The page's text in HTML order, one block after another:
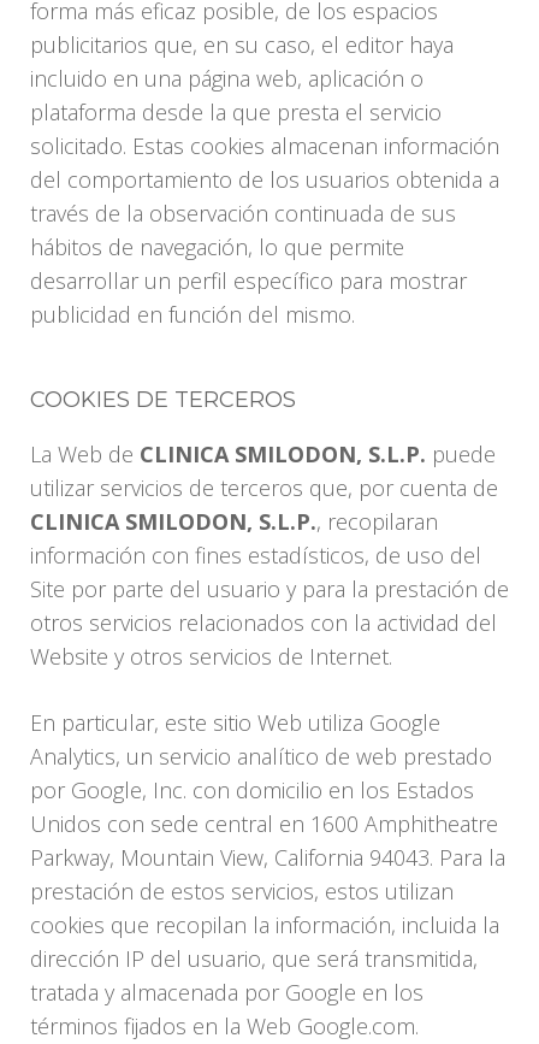
forma más eficaz posible, de los espacios
publicitarios que, en su caso, el editor haya
incluido en una página web, aplicación o
plataforma desde la que presta el servicio
solicitado. Estas cookies almacenan información
del comportamiento de los usuarios obtenida a
través de la observación continuada de sus
hábitos de navegación, lo que permite
desarrollar un perfil específico para mostrar
publicidad en función del mismo.
COOKIES DE TERCEROS
La Web de CLINICA SMILODON, S.L.P. puede
utilizar servicios de terceros que, por cuenta de
CLINICA SMILODON, S.L.P., recopilaran
información con fines estadísticos, de uso del
Site por parte del usuario y para la prestación de
otros servicios relacionados con la actividad del
Website y otros servicios de Internet.
En particular, este sitio Web utiliza Google
Analytics, un servicio analítico de web prestado
por Google, Inc. con domicilio en los Estados
Unidos con sede central en 1600 Amphitheatre
Parkway, Mountain View, California 94043. Para la
prestación de estos servicios, estos utilizan
cookies que recopilan la información, incluida la
dirección IP del usuario, que será transmitida,
tratada y almacenada por Google en los
términos fijados en la Web Google.com.